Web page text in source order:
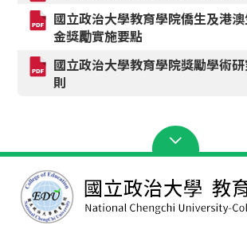
國立政治大學教育學院僑生及港
金獎勵實施要點
國立政治大學教育學院獎勵學術
則